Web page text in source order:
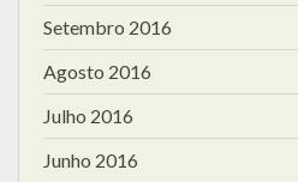
Setembro 2016
Agosto 2016
Julho 2016
Junho 2016